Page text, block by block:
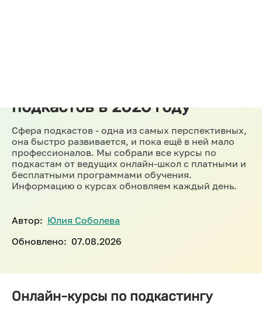
подкастов в 2026 году
Сфера подкастов - одна из самых перспективных,
она быстро развивается, и пока ещё в ней мало
профессионалов. Мы собрали все курсы по
подкастам от ведущих онлайн-школ с платными и
бесплатными программами обучения.
Информацию о курсах обновляем каждый день.
Автор: Юлия Соболева
Обновлено: 07.08.2026
Онлайн-курсы по подкастингу